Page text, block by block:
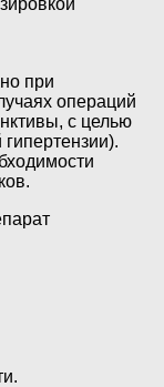
при
операций
с целью